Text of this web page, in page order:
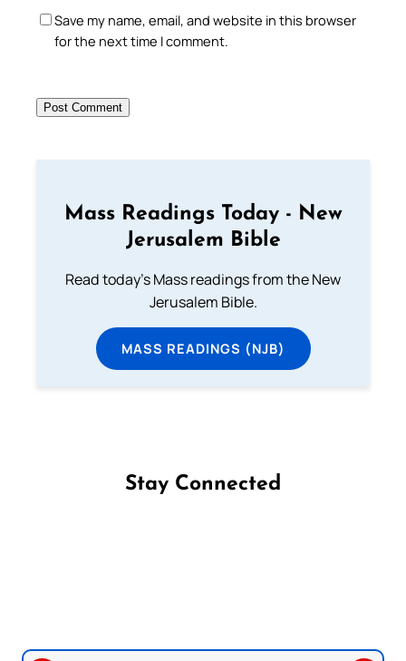
Save my name, email, and website in this browser
for the next time I comment.
Mass Readings Today - New
Jerusalem Bible
Read today's Mass readings from the New
Jerusalem Bible.
MASS READINGS (NJB)
Stay Connected